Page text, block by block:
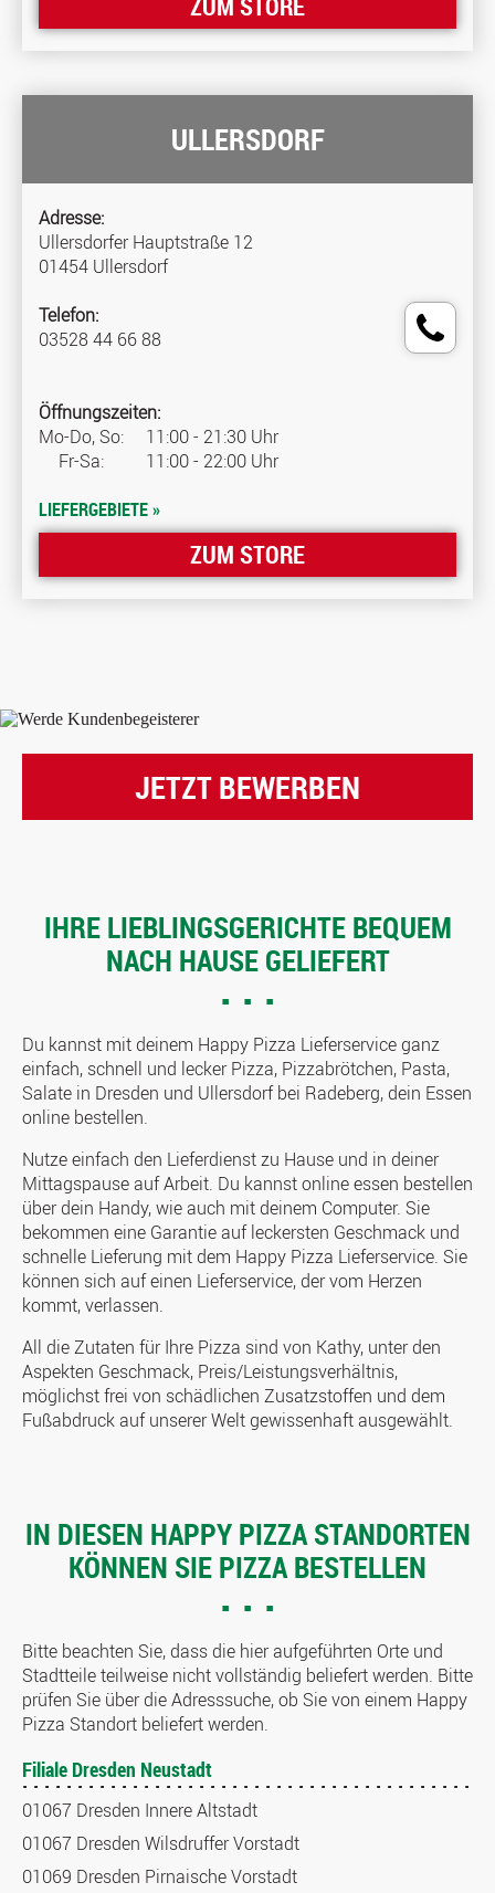
ULLERSDORF
Adresse:
Ullersdorfer Hauptstraße 12
01454 Ullersdorf
Telefon:
03528 44 66 88
Öffnungszeiten:
Mo-Do, So:
11:00 - 21:30 Uhr
Fr-Sa:
11:00 - 22:00 Uhr
LIEFERGEBIETE »
ZUM STORE
JETZT BEWERBEN
IHRE LIEBLINGSGERICHTE BEQUEM
NACH HAUSE GELIEFERT
Du kannst mit deinem Happy Pizza Lieferservice ganz
einfach, schnell und lecker Pizza, Pizzabrötchen, Pasta,
Salate in Dresden und Ullersdorf bei Radeberg, dein Essen
online bestellen.
Nutze einfach den Lieferdienst zu Hause und in deiner
Mittagspause auf Arbeit. Du kannst online essen bestellen
über dein Handy, wie auch mit deinem Computer. Sie
bekommen eine Garantie auf leckersten Geschmack und
schnelle Lieferung mit dem Happy Pizza Lieferservice. Sie
können sich auf einen Lieferservice, der vom Herzen
kommt, verlassen.
All die Zutaten für Ihre Pizza sind von Kathy, unter den
Aspekten Geschmack, Preis/Leistungsverhältnis,
möglichst frei von schädlichen Zusatzstoffen und dem
Fußabdruck auf unserer Welt gewissenhaft ausgewählt.
IN DIESEN HAPPY PIZZA STANDORTEN
KÖNNEN SIE PIZZA BESTELLEN
Bitte beachten Sie, dass die hier aufgeführten Orte und
Stadtteile teilweise nicht vollständig beliefert werden. Bitte
prüfen Sie über die Adresssuche, ob Sie von einem Happy
Pizza Standort beliefert werden.
Filiale Dresden Neustadt
01067 Dresden Innere Altstadt
01067 Dresden Wilsdruffer Vorstadt
01069 Dresden Pirnaische Vorstadt